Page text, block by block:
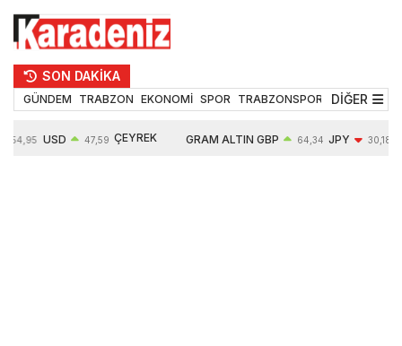
SON DAKİKA
GÜNDEM TRABZON EKONOMİ SPOR TRABZONSPOR TEKNOLOJİ
DİĞER
54,95 USD 47,59 ÇEYREK GRAM ALTIN GBP 64,34 JPY 30,18